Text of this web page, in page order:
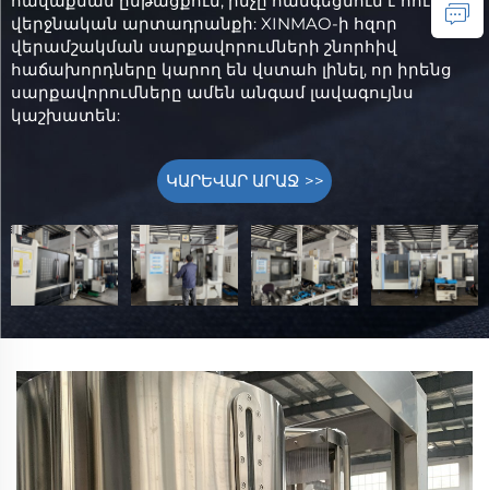
վերջնական արտադրանքի: XINMAO-ի հզոր
վերամշակման սարքավորումների շնորհիվ
հաճախորդները կարող են վստահ լինել, որ իրենց
սարքավորումները ամեն անգամ լավագույնս
կաշխատեն:
ԿԱՐԵՎԱՐ ԱՐԱՋ >>